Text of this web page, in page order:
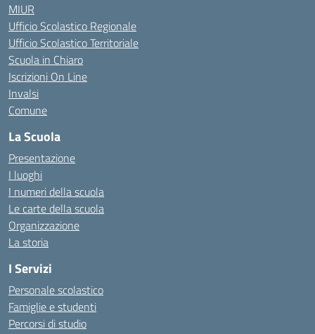
MIUR
Ufficio Scolastico Regionale
Ufficio Scolastico Territoriale
Scuola in Chiaro
Iscrizioni On Line
Invalsi
Comune
La Scuola
Presentazione
I luoghi
I numeri della scuola
Le carte della scuola
Organizzazione
La storia
I Servizi
Personale scolastico
Famiglie e studenti
Percorsi di studio